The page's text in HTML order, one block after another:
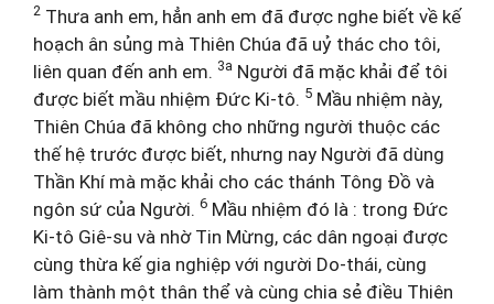
2 Thưa anh em, hẳn anh em đã được nghe biết về kế
hoạch ân sủng mà Thiên Chúa đã uỷ thác cho tôi,
liên quan đến anh em. 3a Người đã mặc khải để tôi
được biết mầu nhiệm Đức Ki-tô. 5 Mầu nhiệm này,
Thiên Chúa đã không cho những người thuộc các
thế hệ trước được biết, nhưng nay Người đã dùng
Thần Khí mà mặc khải cho các thánh Tông Đồ và
ngôn sứ của Người. 6 Mầu nhiệm đó là : trong Đức
Ki-tô Giê-su và nhờ Tin Mừng, các dân ngoại được
cùng thừa kế gia nghiệp với người Do-thái, cùng
làm thành một thân thể và cùng chia sẻ điều Thiên